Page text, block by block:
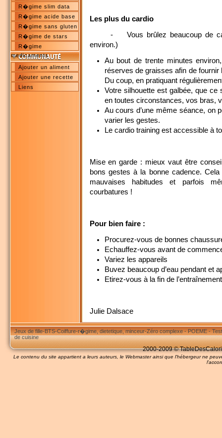
R�gime slim data
R�gime acide base
R�gime sans gluten
R�gime de stars
R�gime
medicaments
Ajouter un aliment
Ajouter une recette
Liens
Les plus du cardio
- Vous brûlez beaucoup de
environ.)
Au bout de trente minutes
réserves de graisses afin de fournir
Du coup, en pratiquant
Votre silhouette est galbée, que
en toutes circonstances, vos bras,
Au cours d’une même séance, on
varier les gestes.
Le cardio training est accessible à
Mise en garde : mieux vaut être
bons gestes à la bonne cadence.
mauvaises habitudes et parfois
courbatures !
Pour bien faire :
Procurez-vous de bonnes
Echauffez-vous avant de
Variez les appareils
Buvez beaucoup d’eau pendant et
Etirez-vous à la fin de l’entraînement
Julie Dalsace
Jeux de fille-BTS-Coiffure-r�gime, dietetique, minceur-Zéro complexe-POEME-
de cuisine
2000-2009 ©
Le contenu du site appartient a leurs auteurs, le Webmaster ainsi que l'hébergeur ne